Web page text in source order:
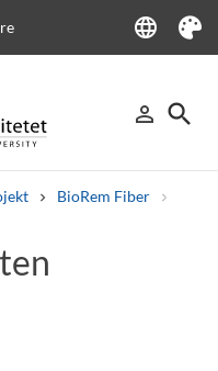
language
Language
Tema
person_outline
Logga in
search
Sök
BioRem Fiber